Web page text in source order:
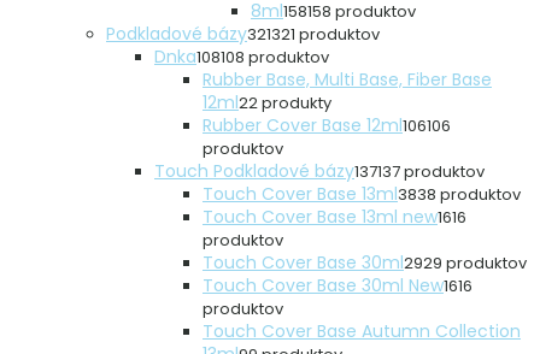
8ml158158 produktov
Podkladové bázy321321 produktov
Dnka108108 produktov
Rubber Base, Multi Base, Fiber Base
12ml22 produkty
Rubber Cover Base 12ml106106
produktov
Touch Podkladové bázy137137 produktov
Touch Cover Base 13ml3838 produktov
Touch Cover Base 13ml new1616
produktov
Touch Cover Base 30ml2929 produktov
Touch Cover Base 30ml New1616
produktov
Touch Cover Base Autumn Collection